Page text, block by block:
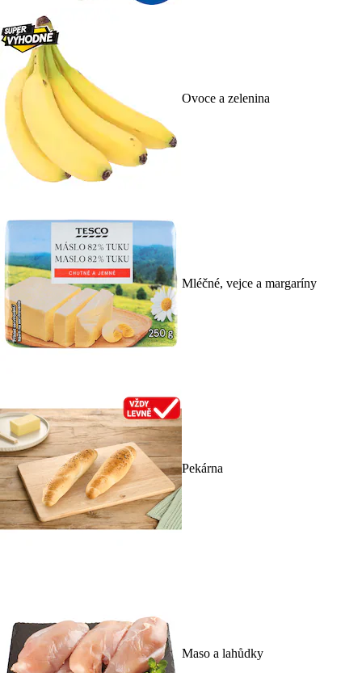
Ovoce a zelenina
Mléčné, vejce a margaríny
Pekárna
Maso a lahůdky